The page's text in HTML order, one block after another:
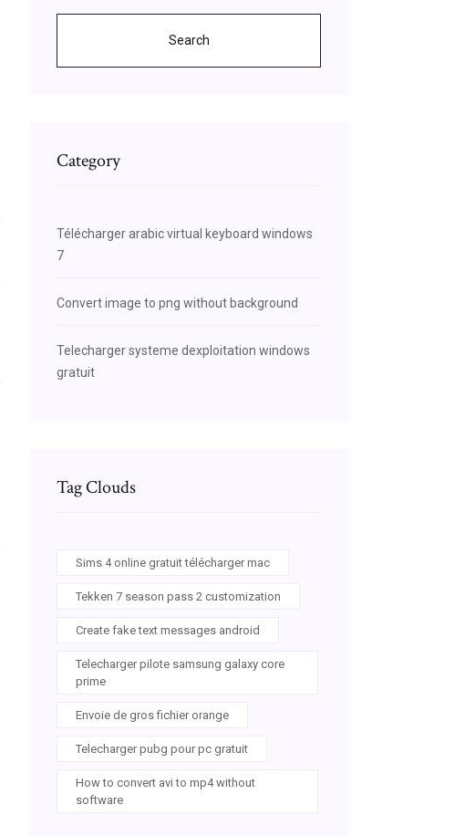
Search
Category
Télécharger arabic virtual keyboard windows
7
Convert image to png without background
Telecharger systeme dexploitation windows
gratuit
Tag Clouds
Sims 4 online gratuit télécharger mac
Tekken 7 season pass 2 customization
Create fake text messages android
Telecharger pilote samsung galaxy core
prime
Envoie de gros fichier orange
Telecharger pubg pour pc gratuit
How to convert avi to mp4 without
software